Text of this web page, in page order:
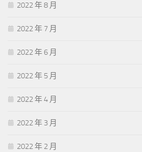
2022 年 8 月
2022 年 7 月
2022 年 6 月
2022 年 5 月
2022 年 4 月
2022 年 3 月
2022 年 2 月